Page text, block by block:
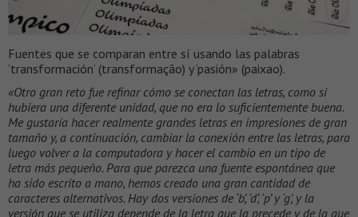
Fuentes que se comparan entre sí usando las palabras
‘transformación’ (transformação) y ‘pasión» (paixao).
«Otro gran reto fue refinar cómo se conectan las letras, como si
hubiera una diferente unidad, que no era lo suficientemente buena.
Me gustaría hacer realmente grandes letras en impresiones de gran
tamaño y, a continuación, cambiar la conexión entre las letras, para
luego volver a la computadora y hacer el cambio en un tipo de
letra más pequeño. Para que parezca una fuente espontánea que
ha sido escrito a mano, hemos creado una gran cantidad de
caracteres alternativos. Hay dos versiones de ‘b’, ‘d’, ‘p’ y ‘g’, y la
versión que se utiliza depende de la letra que la precede y de la que